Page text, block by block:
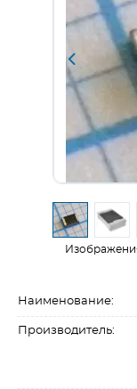
Наименование:
Производитель: